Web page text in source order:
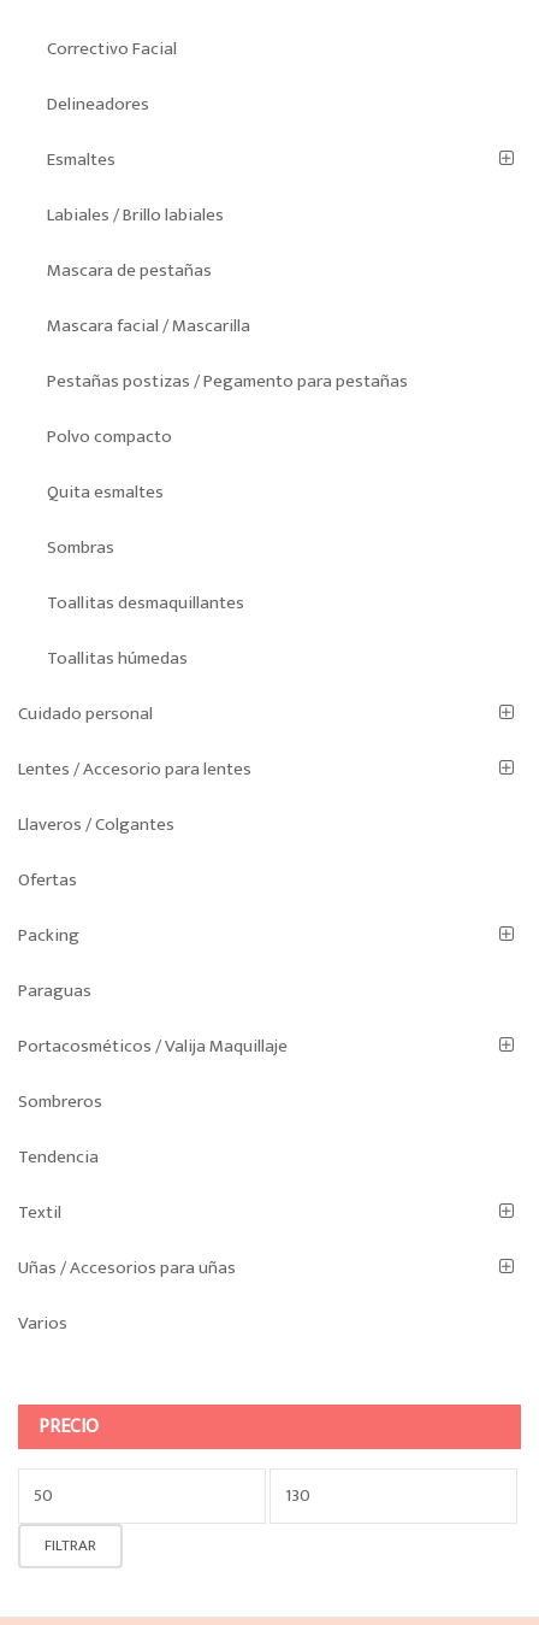
Correctivo Facial
Delineadores
Esmaltes
Labiales / Brillo labiales
Mascara de pestañas
Mascara facial / Mascarilla
Pestañas postizas / Pegamento para pestañas
Polvo compacto
Quita esmaltes
Sombras
Toallitas desmaquillantes
Toallitas húmedas
Cuidado personal
Lentes / Accesorio para lentes
Llaveros / Colgantes
Ofertas
Packing
Paraguas
Portacosméticos / Valija Maquillaje
Sombreros
Tendencia
Textil
Uñas / Accesorios para uñas
Varios
PRECIO
Precio
mínimo
Precio
FILTRAR